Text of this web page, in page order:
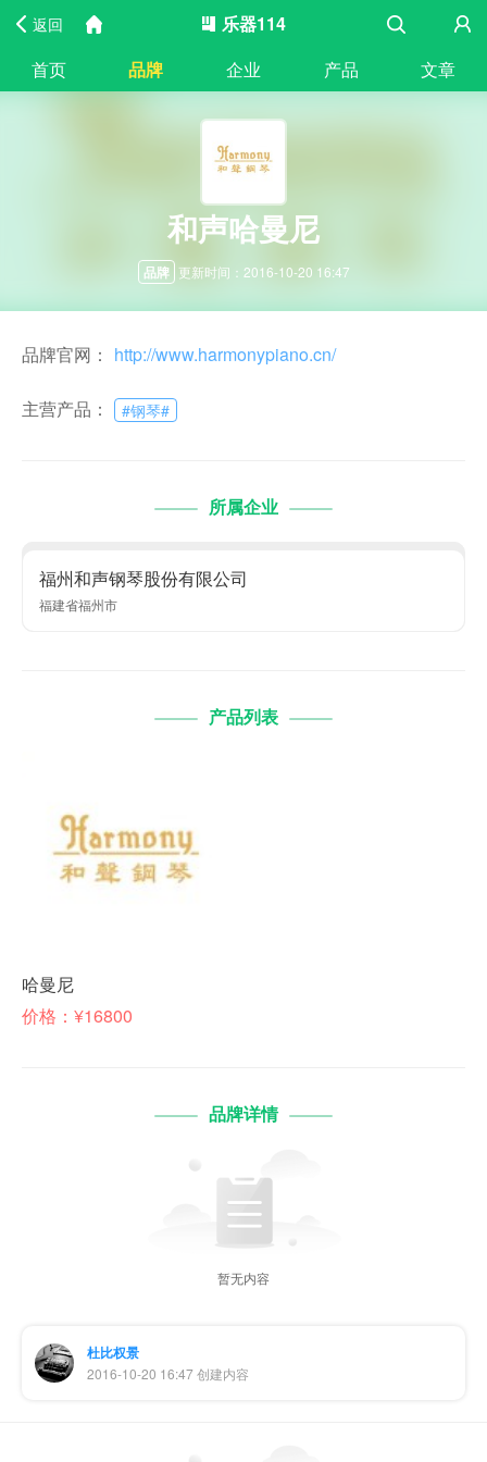
返回
乐器114
首页
品牌 企业 产品 文章
和声哈曼尼
品牌 更新时间：2016-10-20 16:47
品牌官网： http://www.harmonypiano.cn/
主营产品： #钢琴#
所属企业
福州和声钢琴股份有限公司
福建省福州市
产品列表
哈曼尼
价格：¥16800
品牌详情
暂无内容
杜比权景
2016-10-20 16:47 创建内容